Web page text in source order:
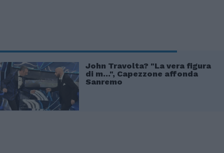
John Travolta? "La vera figura
di m...", Capezzone affonda
Sanremo